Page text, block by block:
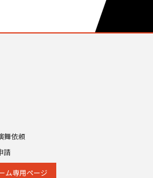
舞依頼
請
ム専⽤ページ